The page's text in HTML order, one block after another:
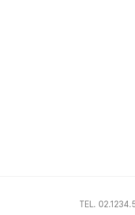
TEL.